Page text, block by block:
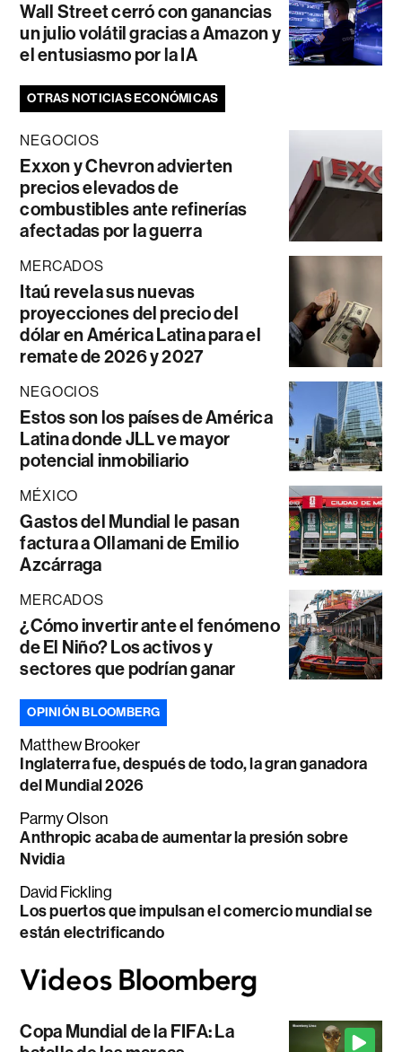
Wall Street cerró con ganancias
un julio volátil gracias a Amazon y
el entusiasmo por la IA
OTRAS NOTICIAS ECONÓMICAS
NEGOCIOS
Exxon y Chevron advierten
precios elevados de
combustibles ante refinerías
afectadas por la guerra
MERCADOS
Itaú revela sus nuevas
proyecciones del precio del
dólar en América Latina para el
remate de 2026 y 2027
NEGOCIOS
Estos son los países de América
Latina donde JLL ve mayor
potencial inmobiliario
MÉXICO
Gastos del Mundial le pasan
factura a Ollamani de Emilio
Azcárraga
MERCADOS
¿Cómo invertir ante el fenómeno
de El Niño? Los activos y
sectores que podrían ganar
OPINIÓN BLOOMBERG
Matthew Brooker
Inglaterra fue, después de todo, la gran ganadora
del Mundial 2026
Parmy Olson
Anthropic acaba de aumentar la presión sobre
Nvidia
David Fickling
Los puertos que impulsan el comercio mundial se
están electrificando
Copa Mundial de la FIFA: La